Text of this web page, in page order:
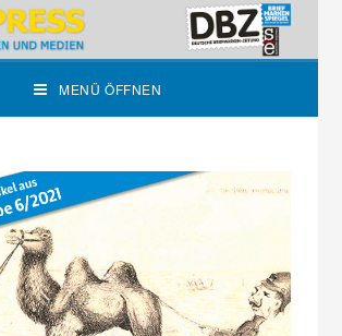
MENÜ ÖFFNEN